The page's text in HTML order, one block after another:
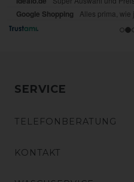
SERVICE
TELEFONBERATUNG
KONTAKT